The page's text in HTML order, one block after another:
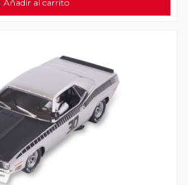
Añadir al carrito